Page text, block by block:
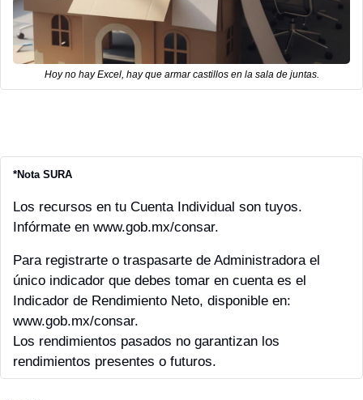
Hoy no hay Excel, hay que armar castillos en la sala de juntas.
*Nota SURA
Los recursos en tu Cuenta Individual son tuyos.
Infórmate en www.gob.mx/consar.
Para registrarte o traspasarte de Administradora el
único indicador que debes tomar en cuenta es el
Indicador de Rendimiento Neto, disponible en:
www.gob.mx/consar.
Los rendimientos pasados no garantizan los
rendimientos presentes o futuros.